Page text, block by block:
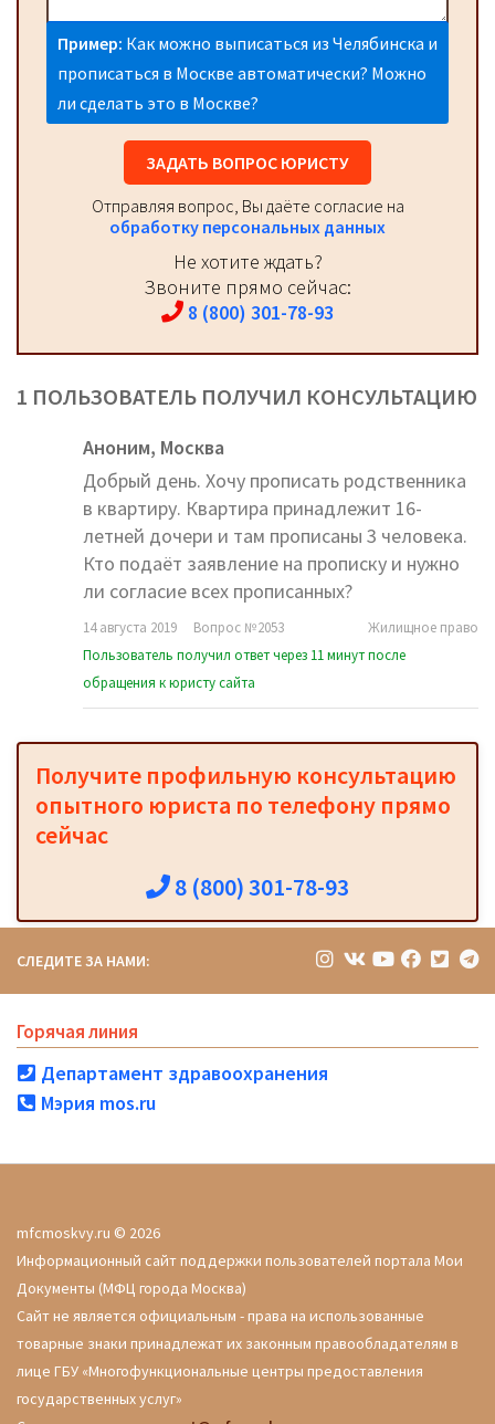
Пример: Как можно выписаться из Челябинска и
прописаться в Москве автоматически? Можно
ли сделать это в Москве?
ЗАДАТЬ ВОПРОС ЮРИСТУ
Отправляя вопрос, Вы даёте согласие на
обработку персональных данных
Не хотите ждать?
Звоните прямо сейчас:
8 (800) 301-78-93
1 ПОЛЬЗОВАТЕЛЬ ПОЛУЧИЛ КОНСУЛЬТАЦИЮ
Аноним, Москва
Добрый день. Хочу прописать родственника
в квартиру. Квартира принадлежит 16-
летней дочери и там прописаны 3 человека.
Кто подаёт заявление на прописку и нужно
ли согласие всех прописанных?
14 августа 2019 Вопрос №2053
Жилищное право
Пользователь получил ответ через 11 минут после
обращения к юристу сайта
Получите профильную консультацию
опытного юриста по телефону прямо
сейчас
8 (800) 301-78-93
СЛЕДИТЕ ЗА НАМИ:
Горячая линия
Департамент здравоохранения
Мэрия mos.ru
mfcmoskvy.ru © 2026
Информационный сайт поддержки пользователей портала Мои
Документы (МФЦ города Москва)
Сайт не является официальным - права на использованные
товарные знаки принадлежат их законным правообладателям в
лице ГБУ «Многофункциональные центры предоставления
государственных услуг»